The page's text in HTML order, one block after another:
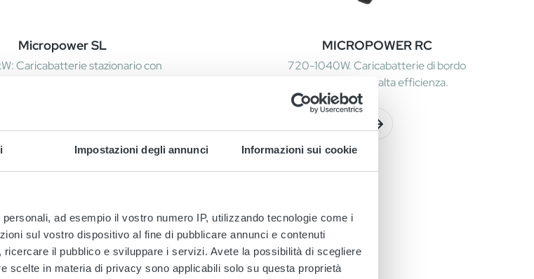
Impostazioni degli annunci Informazioni sui cookie
ad esempio il vostro numero IP, utilizzando tecnologie come i
sul vostro dispositivo al fine di pubblicare annunci e contenuti
il pubblico e sviluppare i servizi. Avete la possibilità di scegliere
scelte in materia di privacy sono applicabili solo su questa proprietà
Micropower SL
Caricabatterie stazionario con
MICROPOWER RC
720-1040W. Caricabatterie di bordo
compatto e ad alta efficienza.
di caricabatterie industriali rinomate e